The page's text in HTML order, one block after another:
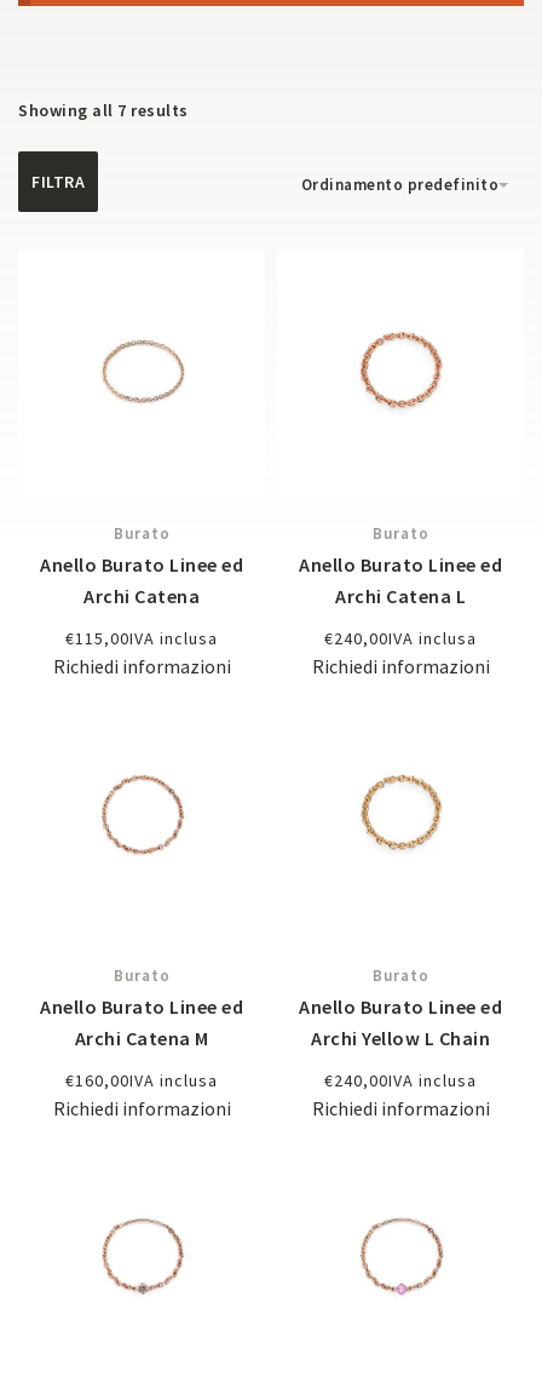
Showing all 7 results
Ordinamento predefinito
FILTRA
Burato
Anello Burato Linee ed
Archi Catena
€115,00IVA inclusa
Richiedi informazioni
Burato
Anello Burato Linee ed
Archi Catena L
€240,00IVA inclusa
Richiedi informazioni
Burato
Anello Burato Linee ed
Archi Catena M
€160,00IVA inclusa
Richiedi informazioni
Burato
Anello Burato Linee ed
Archi Yellow L Chain
€240,00IVA inclusa
Richiedi informazioni